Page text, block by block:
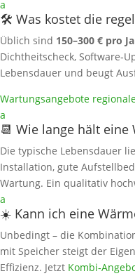
a
🛠️ Was kostet die
Üblich sind 150–300 € pro
Dichtheitscheck,
Lebensdauer und beugt
Wartungsangebote
a
📆 Wie lange hält eine
Die typische Lebensdauer
Installation, gute
Wartung. Ein qualitativ
a
☀️ Kann ich eine
Unbedingt – die
mit Speicher steigt der
Effizienz. Jetzt